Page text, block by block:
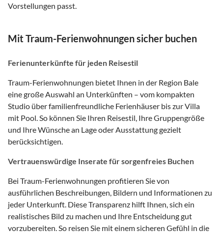
Vorstellungen passt.
Mit Traum-Ferienwohnungen sicher buchen
Ferienunterkünfte für jeden Reisestil
Traum-Ferienwohnungen bietet Ihnen in der Region Bale
eine große Auswahl an Unterkünften – vom kompakten
Studio über familienfreundliche Ferienhäuser bis zur Villa
mit Pool. So können Sie Ihren Reisestil, Ihre Gruppengröße
und Ihre Wünsche an Lage oder Ausstattung gezielt
berücksichtigen.
Vertrauenswürdige Inserate für sorgenfreies Buchen
Bei Traum-Ferienwohnungen profitieren Sie von
ausführlichen Beschreibungen, Bildern und Informationen zu
jeder Unterkunft. Diese Transparenz hilft Ihnen, sich ein
realistisches Bild zu machen und Ihre Entscheidung gut
vorzubereiten. So reisen Sie mit einem sicheren Gefühl in die